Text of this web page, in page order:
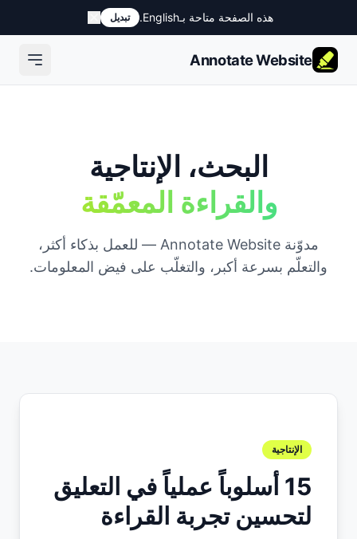
هذه الصفحة متاحة بـEnglish. تبديل
Annotate Website
البحث، الإنتاجية
والقراءة المعمّقة
مدوّنة Annotate Website — للعمل بذكاء أكثر،
والتعلّم بسرعة أكبر، والتغلّب على فيض المعلومات.
الإنتاجية
15 أسلوباً عملياً في التعليق
لتحسين تجربة القراءة